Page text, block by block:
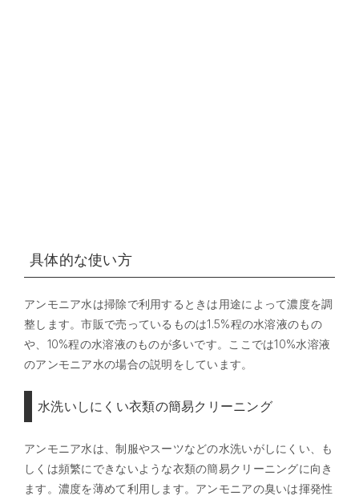
具体的な使い方
アンモニア水は掃除で利用するときは用途によって濃度を調
整します。市販で売っているものは1.5%程の水溶液のもの
や、10%程の水溶液のものが多いです。ここでは10%水溶液
のアンモニア水の場合の説明をしています。
水洗いしにくい衣類の簡易クリーニング
アンモニア水は、制服やスーツなどの水洗いがしにくい、も
しくは頻繁にできないような衣類の簡易クリーニングに向き
ます。濃度を薄めて利用します。アンモニアの臭いは揮発性